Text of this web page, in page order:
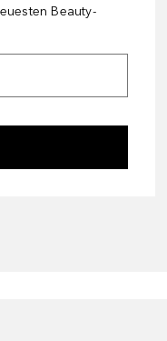
Beauty-